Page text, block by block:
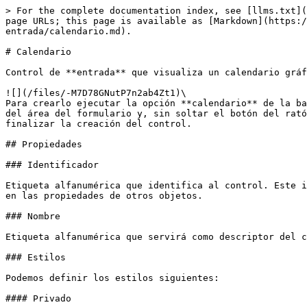
> For the complete documentation index, see [llms.txt](https://doc.velneo.com/llms.txt). Markdown versions of documentation pages are available by appending `.md` to page URLs; this page is available as [Markdown](https://doc.velneo.com/34/velneo-vdevelop/proyectos-objetos-y-editores/proyecto-de-aplicacion/formulario/controles-de-entrada/calendario.md).

# Calendario

Control de **entrada** que visualiza un calendario gráfico para la selección de fechas.

![](/files/-M7D78GNutP7n2ab4Zt1)\
Para crearlo ejecutar la opción **calendario** de la barra de controles de entrada del editor de formularios, hacer un clic con el botón izquierdo del ratón dentro del área del formulario y, sin soltar el botón del ratón, arrastrarlo hacia abajo y hacia la derecha hasta obtener el tamaño deseado. Soltar el botón del ratón para finalizar la creación del control.

## Propiedades

### Identificador

Etiqueta alfanumérica que identifica al control. Este identificador será el que se usa para referenciarlo en los [inspectores ](/34/velneo-vdevelop/inspectores.md)y en las propiedades de otros objetos.

### Nombre

Etiqueta alfanumérica que servirá como descriptor del control.

### Estilos

Podemos definir los estilos siguientes:

#### Privado

Limita el acceso del usuario final al sub-objeto desde puntos donde no se haya programado el acceso al mismo.

#### Retardo señal valueChanged

Si activamos este estilo, provocará que el envío de la señal de cambio en el valor del campo se posponga hasta finalizar la escritura, esperando para emitirla 500 milisegundos desde la última modificación realizada.

### Comentarios

Esta propiedad nos permite documentar el uso del control.

### Tipo

Muestra el tipo de control de que se trata. En este caso es **calendario**, aunque podremos modificarlo. Si modificamos el tipo de control perderemos las propiedades específicas de éste.

### Ancho

Muestra la anchura en píxels del control; es posible modificar su contenido o bien escribiendo directamente un número o bien usando los microscrollers: ![](/files/-M7D78EFqsxInNWKn8R2), que permiten aumentar/disminuir en una unidad el valor actual.

### Alto

Muestra la altura en píxels del control; es posible modificar su contenido o bien escribiendo directamente un número o bien usando los microscrollers: ![](/files/-M7D78EFqsxInNWKn8R2), que permiten aumentar/disminuir en una unidad el valor actual.

### Posición X

Muestra la posición del control, en pixels, en el eje X (horizontal) dentro del formulario.Es posible modificar su contenido o bien escribiendo directamente un número o bien usando los microscrollers: ![](/files/-M7D78EFqsxInNWKn8R2), que permiten aumentar/disminuir en una unidad el valor actual.

### Posición Y

Muestra la posición del control, en pixels, en el eje Y (vertical) dentro del formulario.Es posible modificar su contenido o bien escribiendo directamente un número o bien usando los microscrollers: ![](/files/-M7D78EFqsxInNWKn8R2), que permiten aumentar/disminuir en una unidad el valor actual.

### Tooltip

Permite especificar un texto que se presentará al usuario final de la aplicación cuando pase el cursor del ratón sobre el control. Podemos definir un texto por cada idioma presente en el [proyecto.](/34/